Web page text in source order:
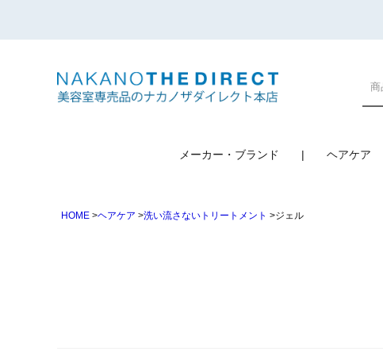
メーカー・ブランド ヘアケア
HOME ヘアケア 洗い流さないトリートメント ジェル